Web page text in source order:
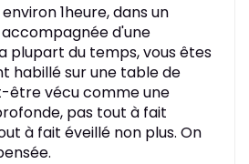
1heure, dans un
d'une
plupart du temps, vous êtes
habillé sur une table de
être vécu comme une
pas tout à fait
à fait éveillé non plus. On